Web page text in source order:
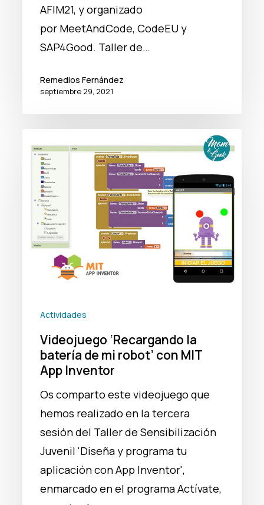
AFIM21, y organizado
por MeetAndCode, CodeEU y
SAP4Good. Taller de…
Remedios Fernández
septiembre 29, 2021
‘Recargando
batería
robot’
Actividades
Videojuego ‘Recargando la
batería de mi robot’ con MIT
App Inventor
Os comparto este videojuego que
hemos realizado en la tercera
sesión del Taller de Sensibilización
Juvenil 'Diseña y programa tu
aplicación con App Inventor',
enmarcado en el programa Actívate,